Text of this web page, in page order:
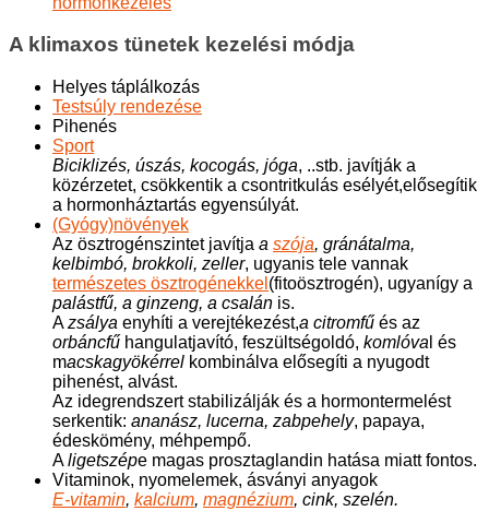
A klimaxos tünetek kezelési módja
Helyes táplálkozás
Testsúly rendezése
Pihenés
Sport
Biciklizés, úszás, kocogás, jóga, ..stb. javítják a
közérzetet, csökkentik a csontritkulás esélyét,elősegítik
a hormonháztartás egyensúlyát.
(Gyógy)növények
Az ösztrogénszintet javítja a szója, gránátalma,
kelbimbó, brokkoli, zeller, ugyanis tele vannak
természetes ösztrogénekkel (fitoösztrogén), ugyanígy a
palástfű, a ginzeng, a csalán is.
Azsálya enyhíti a verejtékezést,a citromfű és az
orbáncfű hangulatjavító, feszültségoldó, komlóva l és
macskagyökérrel kombinálva elősegíti a nyugodt
pihenést, alvást.
Az idegrendszert stabilizálják és a hormontermelést
serkentik: ananász, lucerna, zabpehely, papaya,
édeskömény, méhpempő.
Aligetszépe magas prosztaglandin hatása miatt fontos.
Vitaminok, nyomelemek, ásványi anyagok
E-vitamin, kalcium, magnézium, cink, szelén.